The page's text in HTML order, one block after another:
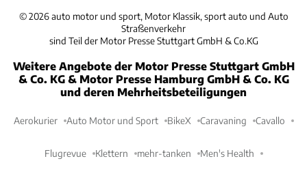
©2026 auto motor und sport, Motor Klassik, sport auto und Auto
Straßenverkehr
sind Teil der Motor Presse Stuttgart GmbH & Co.KG
Weitere Angebote der Motor Presse Stuttgart GmbH
& Co. KG & Motor Presse Hamburg GmbH & Co. KG
und deren Mehrheitsbeteiligungen
Aerokurier Auto Motor und Sport BikeX Caravaning Cavallo
Flugrevue Klettern mehr-tanken Men's Health